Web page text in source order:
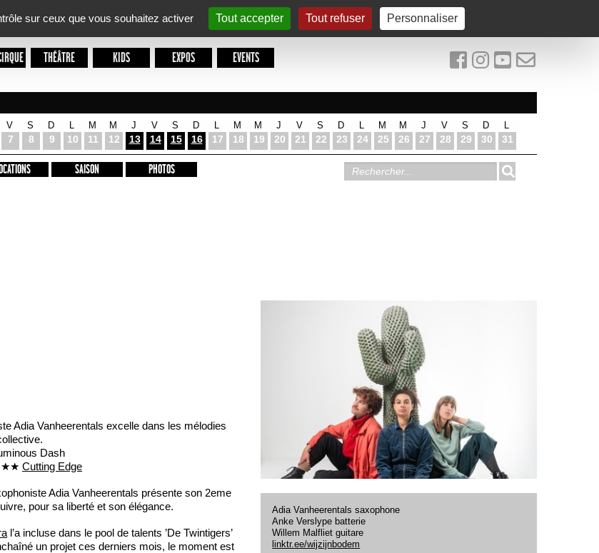
sur ceux que vous souhaitez activer
Tout accepter Tout refuser Personnaliser
THÉÂTRE KIDS EXPOS
EVENTS
V
7
S
8
D
9 10
M
11
M
12
J
13
V
14
S
15
D
16 17
M
18
M
19
J
20
V
21
S
22
D
23 24
M
25
M
26
J
27
V
28
S
29
D
30 31
SAISON PHOTOS
Adia Vanheerentals excelle dans les mélodies
Dash
Cutting Edge
Adia Vanheerentals présente son 2eme
pour sa liberté et son élégance.
l’a incluse dans le pool de talents ’De Twintigers’
un projet ces derniers mois, le moment est
Adia Vanheerentals saxophone
Anke Verslype batterie
Willem Malfliet guitare
linktr.ee/wijzijnbodem